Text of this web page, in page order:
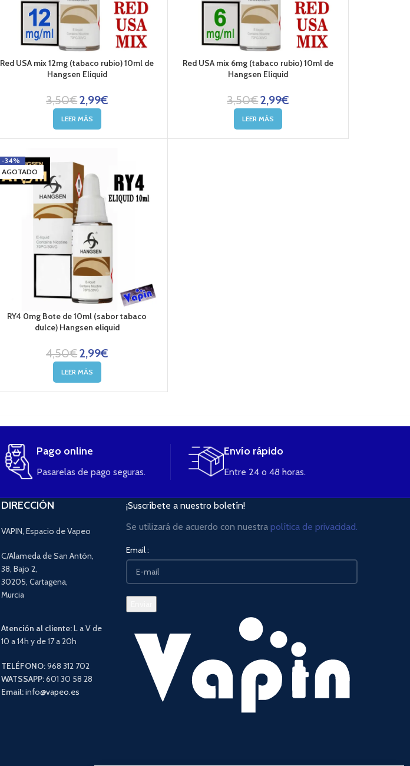
Red USA mix 12mg (tabaco rubio) 10ml de
Hangsen Eliquid
3,50€2,99€
LEER MÁS
Red USA mix 6mg (tabaco rubio) 10ml de
Hangsen Eliquid
3,50€2,99€
LEER MÁS
-34%
AGOTADO
RY4 0mg Bote de 10ml (sabor tabaco
dulce) Hangsen eliquid
4,50€2,99€
LEER MÁS
Pago online
Pasarelas de pago seguras.
Envío rápido
Entre 24 o 48 horas.
DIRECCIÓN
VAPIN, Espacio de Vapeo
C/Alameda de San Antón,
38, Bajo 2,
30205, Cartagena,
Murcia
Atención al cliente:L a V de
10 a 14h y de 17 a 20h
TELÉFONO:968 312 702
WATSSAPP:601 30 58 28
Email:info@vapeo.es
¡Suscríbete a nuestro boletín!
Se utilizará de acuerdo con nuestra política de privacidad.
Email :